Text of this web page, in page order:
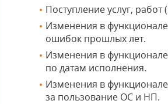
Поступление услуг, работ
Изменения в
ошибок прошлых лет.
Изменения в
по датам исполнения.
Изменения в
за пользование ОС и НП.